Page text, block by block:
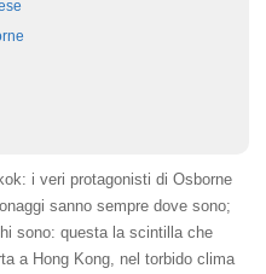
i veri protagonisti di Osborne
sanno sempre dove sono;
sono: questa la scintilla che
a Hong Kong, nel torbido clima